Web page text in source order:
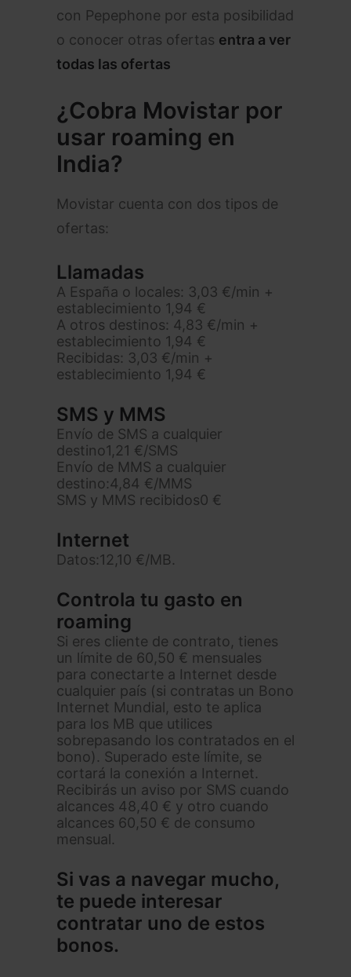
con Pepephone por esta posibilidad
o conocer otras ofertas entra a ver
todas las ofertas
¿Cobra Movistar por
usar roaming en
India?
Movistar cuenta con dos tipos de
ofertas:
Llamadas
A España o locales: 3,03 €/min +
establecimiento 1,94 €
A otros destinos: 4,83 €/min +
establecimiento 1,94 €
Recibidas: 3,03 €/min +
establecimiento 1,94 €
SMS y MMS
Envío de SMS a cualquier
destino1,21 €/SMS
Envío de MMS a cualquier
destino:4,84 €/MMS
SMS y MMS recibidos0 €
Internet
Datos:12,10 €/MB.
Controla tu gasto en
roaming
Si eres cliente de contrato, tienes
un límite de 60,50 € mensuales
para conectarte a Internet desde
cualquier país (si contratas un Bono
Internet Mundial, esto te aplica
para los MB que utilices
sobrepasando los contratados en el
bono). Superado este límite, se
cortará la conexión a Internet.
Recibirás un aviso por SMS cuando
alcances 48,40 € y otro cuando
alcances 60,50 € de consumo
mensual.
Si vas a navegar mucho,
te puede interesar
contratar uno de estos
bonos.